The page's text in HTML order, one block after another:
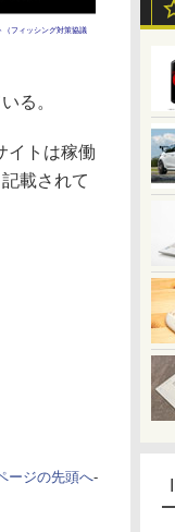
（フィッシング対策協議
る。
イトは稼働
載されて
ージの先頭へ-